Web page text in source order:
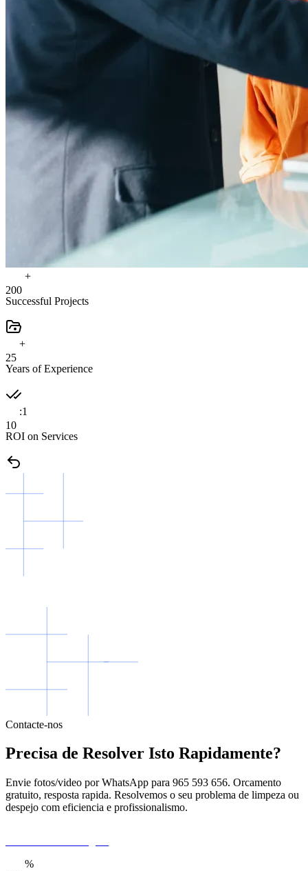
200
+
Successful Projects
25
+
Years of Experience
10
:1
ROI on Services
Contacte-nos
Precisa de Resolver Isto Rapidamente?
Envie fotos/video por WhatsApp para 965 593 656. Orcamento
gratuito, resposta rapida. Resolvemos o seu problema de limpeza ou
despejo com eficiencia e profissionalismo.
%